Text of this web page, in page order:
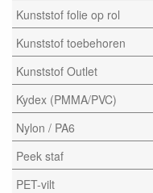
Kunststof folie op rol
Kunststof toebehoren
Kunststof Outlet
Kydex (PMMA/PVC)
Nylon / PA6
Peek staf
PET-vilt